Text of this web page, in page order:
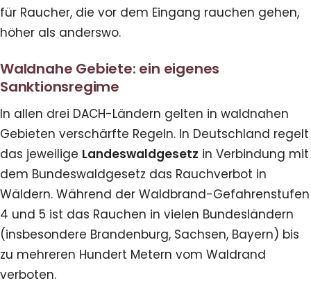
für Raucher, die vor dem Eingang rauchen gehen,
höher als anderswo.
Waldnahe Gebiete: ein eigenes
Sanktionsregime
In allen drei DACH-Ländern gelten in waldnahen
Gebieten verschärfte Regeln. In Deutschland regelt
das jeweilige Landeswaldgesetz in Verbindung mit
dem Bundeswaldgesetz das Rauchverbot in
Wäldern. Während der Waldbrand-Gefahrenstufen
4 und 5 ist das Rauchen in vielen Bundesländern
(insbesondere Brandenburg, Sachsen, Bayern) bis
zu mehreren Hundert Metern vom Waldrand
verboten.